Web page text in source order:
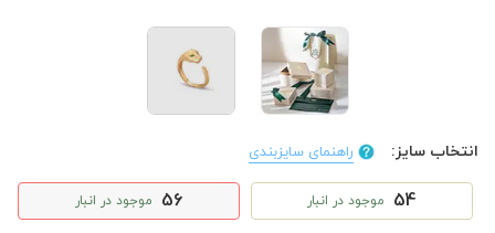
انتخاب سایز: راهنمای سایزبندی
54 موجود در انبار 56 موجود در انبار